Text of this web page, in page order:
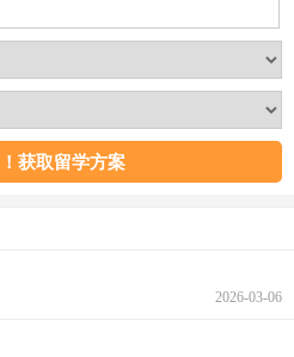
2026-03-06